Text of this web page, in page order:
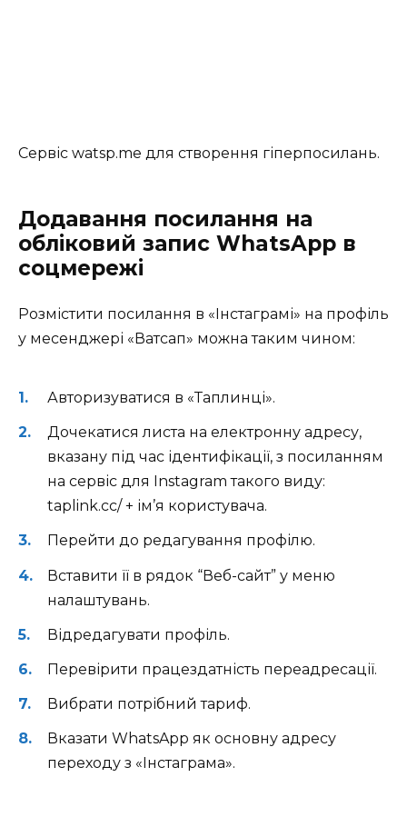
Сервіс watsp.me для створення гіперпосилань.
Додавання посилання на
обліковий запис WhatsApp в
соцмережі
Розмістити посилання в «Інстаграмі» на профіль
у месенджері «Ватсап» можна таким чином:
Авторизуватися в «Таплинці».
Дочекатися листа на електронну адресу,
вказану під час ідентифікації, з посиланням
на сервіс для Instagram такого виду:
taplink.cc/ + ім’я користувача.
Перейти до редагування профілю.
Вставити її в рядок “Веб-сайт” у меню
налаштувань.
Відредагувати профіль.
Перевірити працездатність переадресації.
Вибрати потрібний тариф.
Вказати WhatsApp як основну адресу
переходу з «Інстаграма».